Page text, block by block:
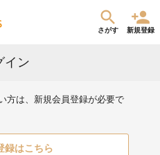
さがす 新規登録
イン
方は、新規会員登録が必要で
録はこちら